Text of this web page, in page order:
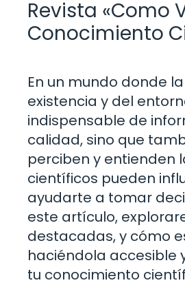
Revista «Como
Conocimiento
En un mundo donde
existencia y del
indispensable de
calidad, sino que
perciben y entienden
científicos pueden
ayudarte a tomar
este artículo,
destacadas, y cómo
haciéndola accesible
tu conocimiento